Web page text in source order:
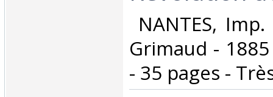
NANTES,
Grimaud -
- 35 pages -